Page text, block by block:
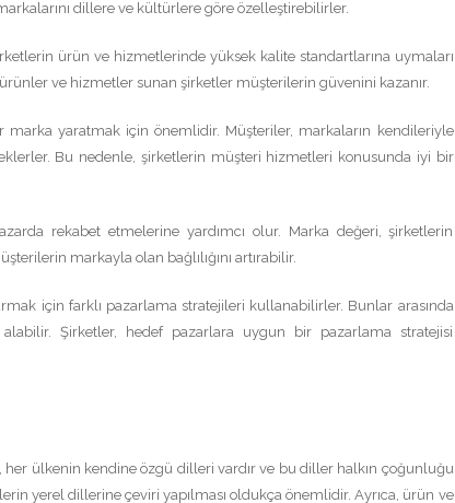
dillere ve kültürlere göre özelleştirebilirler.
ürün ve hizmetlerinde yüksek kalite standartlarına uymaları
ve hizmetler sunan şirketler müşterilerin güvenini kazanır.
yaratmak için önemlidir. Müşteriler, markaların kendileriyle
Bu nedenle, şirketlerin müşteri hizmetleri konusunda iyi bir
rekabet etmelerine yardımcı olur. Marka değeri, şirketlerin
markayla olan bağlılığını artırabilir.
için farklı pazarlama stratejileri kullanabilirler. Bunlar arasında
Şirketler, hedef pazarlara uygun bir pazarlama stratejisi
ülkenin kendine özgü dilleri vardır ve bu diller halkın çoğunluğu
yerel dillerine çeviri yapılması oldukça önemlidir. Ayrıca, ürün ve